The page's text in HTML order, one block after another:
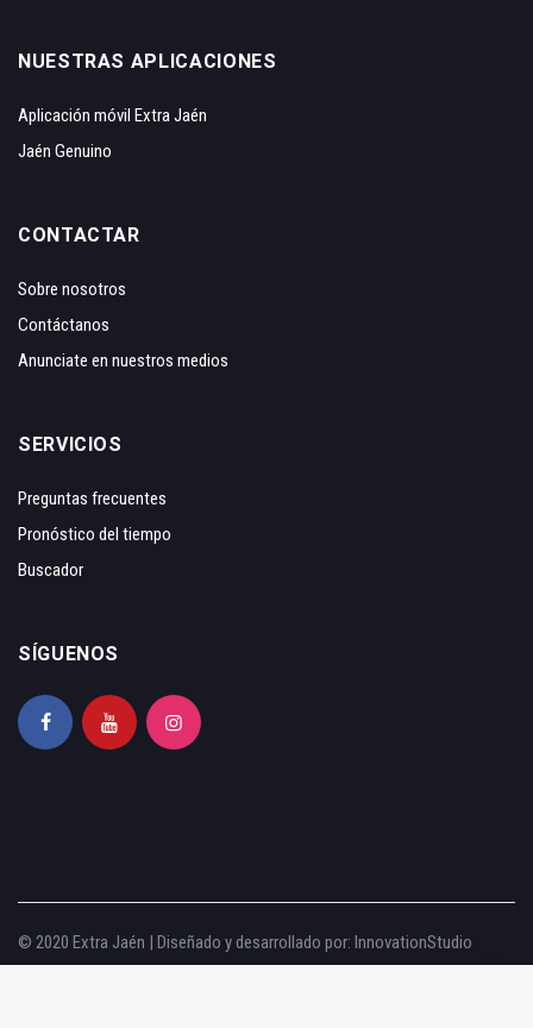
NUESTRAS APLICACIONES
Aplicación móvil Extra Jaén
Jaén Genuino
CONTACTAR
Sobre nosotros
Contáctanos
Anunciate en nuestros medios
SERVICIOS
Preguntas frecuentes
Pronóstico del tiempo
Buscador
SÍGUENOS
© 2020 Extra Jaén | Diseñado y desarrollado por: InnovationStudio